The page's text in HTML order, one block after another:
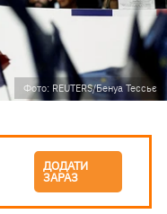
Фото: REUTERS/Бенуа Тессьє
ДОДАТИ
ЗАРАЗ